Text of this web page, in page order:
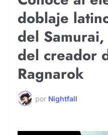
doblaje
del
del creador
Ragnarok
por Nightfall